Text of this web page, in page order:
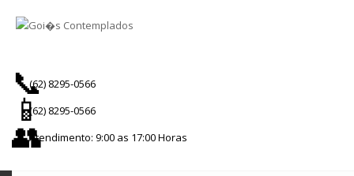
(62) 8295-0566
(62) 8295-0566
Atendimento: 9:00 as 17:00 Horas